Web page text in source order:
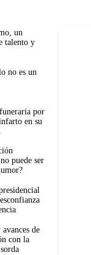
un
talento y
no es un
por
en su
puede ser
de
con la